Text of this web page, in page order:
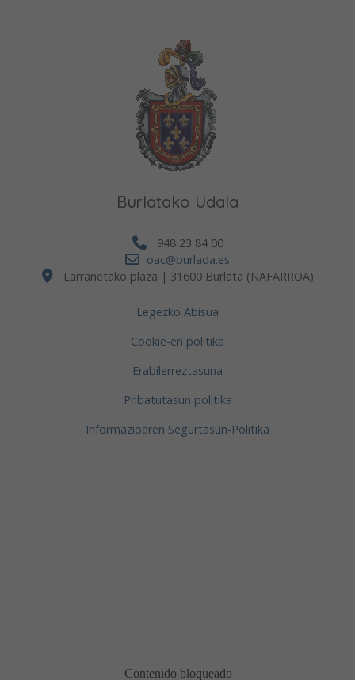
Burlatako Udala
948 23 84 00
oac@burlada.es
Larrañetako plaza | 31600 Burlata (NAFARROA)
Legezko Abisua
Cookie-en politika
Erabilerreztasuna
Pribatutasun politika
Informazioaren Segurtasun-Politika